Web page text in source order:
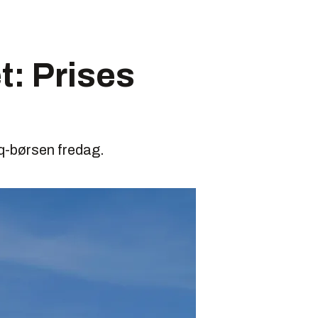
Prises
børsen fredag.